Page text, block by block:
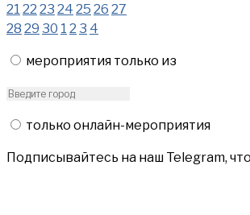
21 22 23 24 25 26 27
28 29 30 1 2 3 4
мероприятия только из
только онлайн-мероприятия
Подписывайтесь на наш Telegram,